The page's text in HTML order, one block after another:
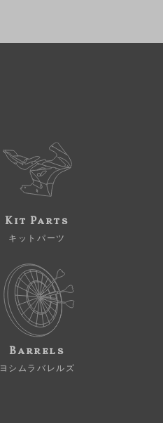
Kit Parts
キットパーツ
Barrels
ヨシムラバレルズ